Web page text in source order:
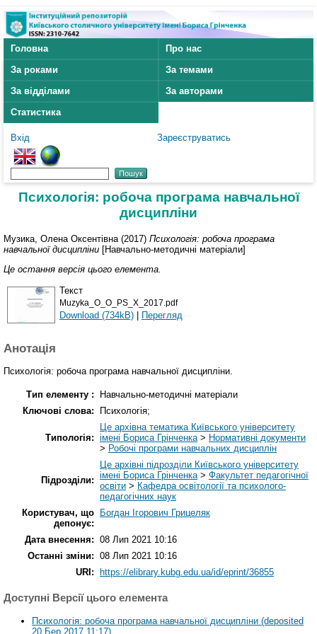
Головна
Про нас
За роками
За темами
За відділами
За авторами
Статистика
Вхід Зареєструватись
Психологія: робоча програма навчальної
дисципліни
Музика, Олена Оксентівна (2017) Психологія: робоча програма
навчальної дисципліни [Навчально-методичні матеріали]
Це остання версія цього елемента.
Текст
Muzyka_O_O_PS_X_2017.pdf
Download (734kB) Перегляд
Анотація
Психологія: робоча програма навчальної дисципліни.
Тип елементу :
Навчально-методичні матеріали
Ключові слова:
Психологія;
Типологія:
Це архівна тематика Київського університету
імені Бориса Грінченка > Нормативні документи
> Робочі програми навчальних дисциплін
Підрозділи:
Це архівні підрозділи Київського університету
імені Бориса Грінченка > Факультет педагогічної
освіти > Кафедра освітології та психолого-
педагогічних наук
Користувач, що
депонує:
Богдан Ігорович Грицеляк
Дата внесення: 08 Лип 2021 10:16
Останні зміни: 08 Лип 2021 10:16
URI:
https://elibrary.kubg.edu.ua/id/eprint/36855
Доступні Версії цього елемента
Психологія: робоча програма навчальної дисципліни (deposited
20 Бер 2017 11:17)